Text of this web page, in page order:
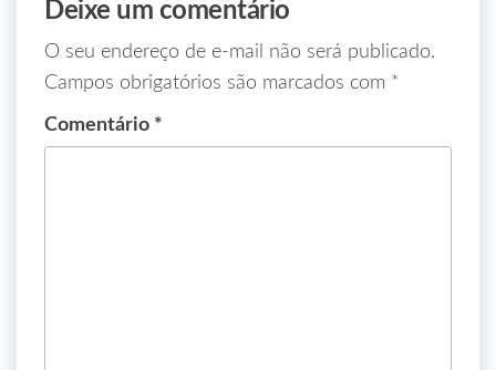
Deixe um comentário
O seu endereço de e-mail não será publicado.
Campos obrigatórios são marcados com *
Comentário *